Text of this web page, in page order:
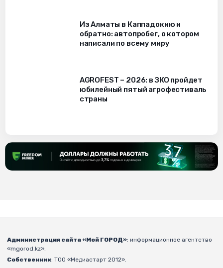
Из Алматы в Каппадокию и
обратно: автопробег, о котором
написали по всему миру
AGROFEST – 2026: в ЗКО пройдет
юбилейный пятый агрофестиваль
страны
Администрация сайта «Мой ГОРОД»: информационное агентство
«mgorod.kz».
Собственник: ТОО «Медиастарт 2012».